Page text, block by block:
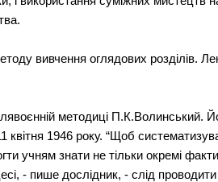
вивчення оглядових розділів.
методиці П.К.Волинський.
квітня 1946 року. “Щоб
учням знати не тільки окремі
- пише дослідник, - слід